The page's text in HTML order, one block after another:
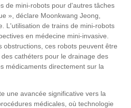
de mini-robots pour d'autres tâches
», déclare Moonkwang Jeong,
L'utilisation de trains de mini-robots
en médecine mini-invasive.
obstructions, ces robots peuvent être
cathéters pour le drainage des
médicaments directement sur la
une avancée significative vers la
médicales, où technologie